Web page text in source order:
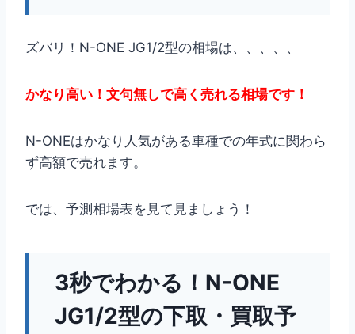
ズバリ！N-ONE JG1/2型の相場は、、、、、
かなり高い！文句無しで高く売れる相場です！
N-ONEはかなり人気がある車種での年式に関わら
ず高額で売れます。
では、予測相場表を見て見ましょう！
3秒でわかる！N-ONE
JG1/2型の下取・買取予